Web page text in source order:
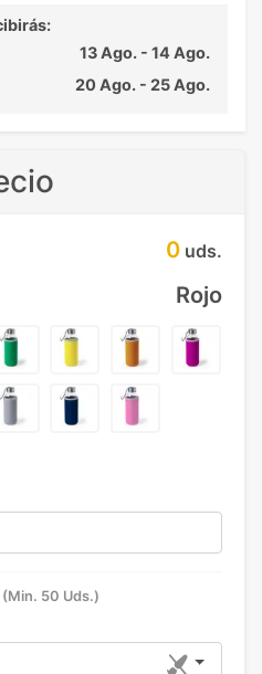
13 Ago. - 14 Ago.
20 Ago. - 25 Ago.
0 uds.
Rojo
(Min. 50 Uds.)